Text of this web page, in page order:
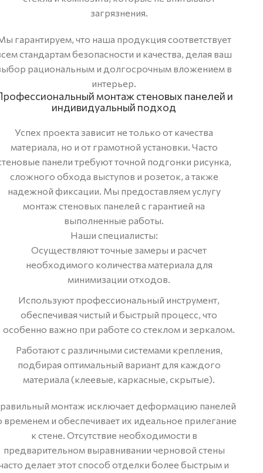
загрязнения.
гарантируем, что наша продукция соответствует
стандартам безопасности и качества, делая ваш
рациональным и долгосрочным вложением в
интерьер.
монтаж стеновых панелей и
индивидуальный подход
Успех проекта зависит не только от качества
материала, но и от грамотной установки. Часто
панели требуют точной подгонки рисунка,
сложного обхода выступов и розеток, а также
надежной фиксации. Мы предоставляем услугу
монтаж стеновых панелей с гарантией на
выполненные работы.
Наши специалисты:
Осуществляют точные замеры и расчет
необходимого количества материала для
минимизации отходов.
Используют профессиональный инструмент,
обеспечивая чистый и быстрый процесс, что
особенно важно при работе со стеклом и зеркалом.
Работают с различными системами крепления,
подбирая оптимальный вариант для каждого
материала (клеевые, каркасные, скрытые).
монтаж исключает деформацию панелей
временем и обеспечивает их идеальное прилегание
к стене. Отсутствие необходимости в
предварительном выравнивании черновой стены
делает этот способ отделки более быстрым и